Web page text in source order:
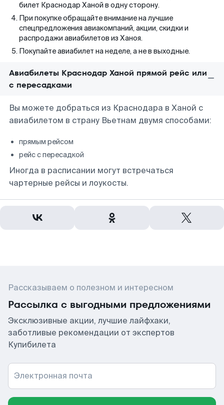
билет Краснодар Ханой в одну сторону.
При покупке обращайте внимание на лучшие
спецпредложения авиакомпаний, акции, скидки и
распродажи авиабилетов из Ханоя.
Покупайте авиабилет на неделе, а не в выходные.
Авиабилеты Краснодар Ханой прямой рейс или
с пересадками
Вы можете добраться из Краснодара в Ханой с
авиабилетом в страну Вьетнам двумя способами:
прямым рейсом
рейс с пересадкой
Иногда в расписании могут встречаться
чартерные рейсы и лоукосты.
Рассказываем о полезном и интересном
Рассылка с выгодными предложениями
Эксклюзивные акции, лучшие лайфхаки,
заботливые рекомендации от экспертов
Купибилета
Электронная почта